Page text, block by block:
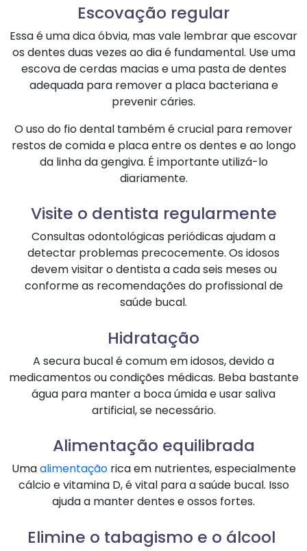
Escovação regular
Essa é uma dica óbvia, mas vale lembrar que escovar
os dentes duas vezes ao dia é fundamental. Use uma
escova de cerdas macias e uma pasta de dentes
adequada para remover a placa bacteriana e
prevenir cáries.
O uso do fio dental também é crucial para remover
restos de comida e placa entre os dentes e ao longo
da linha da gengiva. É importante utilizá-lo
diariamente.
Visite o dentista regularmente
Consultas odontológicas periódicas ajudam a
detectar problemas precocemente. Os idosos
devem visitar o dentista a cada seis meses ou
conforme as recomendações do profissional de
saúde bucal.
Hidratação
A secura bucal é comum em idosos, devido a
medicamentos ou condições médicas. Beba bastante
água para manter a boca úmida e usar saliva
artificial, se necessário.
Alimentação equilibrada
Umaalimentaçãorica em nutrientes, especialmente
cálcio e vitamina D, é vital para a saúde bucal. Isso
ajuda a manter dentes e ossos fortes.
Elimine o tabagismo e o álcool